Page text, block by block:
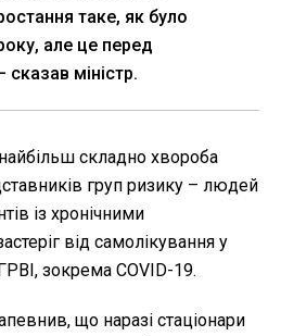
таке, як було
але це перед
міністр.
складно хвороба
груп ризику – людей
із хронічними
від самолікування у
зокрема COVID-19.
що наразі стаціонари